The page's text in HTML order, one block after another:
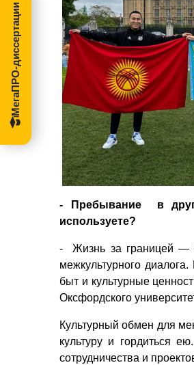
- Пребывание
в
используете?
-
Жизнь за границей —
межкультурного
быт и культурные
Оксфордского
Культурный обмен для
культуру и гордиться
сотрудничества и
МегаПРО-диссертации